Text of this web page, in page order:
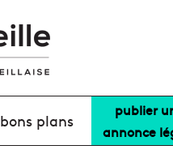
bons plans
publier
annonce